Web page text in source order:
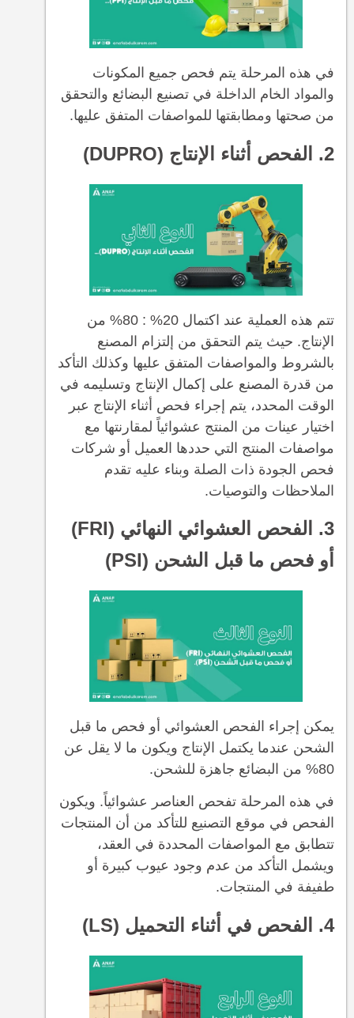
في هذه المرحلة يتم فحص جميع المكونات
والمواد الخام الداخلة في تصنيع البضائع والتحقق
من صحتها ومطابقتها للمواصفات المتفق عليها.
2. الفحص أثناء الإنتاج (DUPRO)
تتم هذه العملية عند اكتمال 20% : 80% من
الإنتاج. حيث يتم التحقق من إلتزام المصنع
بالشروط والمواصفات المتفق عليها وكذلك التأكد
من قدرة المصنع على إكمال الإنتاج وتسليمه في
الوقت المحدد، يتم إجراء فحص أثناء الإنتاج عبر
اختيار عينات من المنتج عشوائياً لمقارنتها مع
مواصفات المنتج التي حددها العميل أو شركات
فحص الجودة ذات الصلة وبناء عليه تقدم
الملاحظات والتوصيات.‍
3. الفحص العشوائي النهائي (FRI)
أو فحص ما قبل الشحن (PSI)
يمكن إجراء الفحص العشوائي أو فحص ما قبل
الشحن عندما يكتمل الإنتاج ويكون ما لا يقل عن
80% من البضائع جاهزة للشحن.
في هذه المرحلة تفحص العناصر عشوائياً. ويكون
الفحص في موقع التصنيع للتأكد من أن المنتجات
تتطابق مع المواصفات المحددة في العقد،
ويشمل التأكد من عدم وجود عيوب كبيرة أو
طفيفة في المنتجات.
4. الفحص في أثناء التحميل (LS)